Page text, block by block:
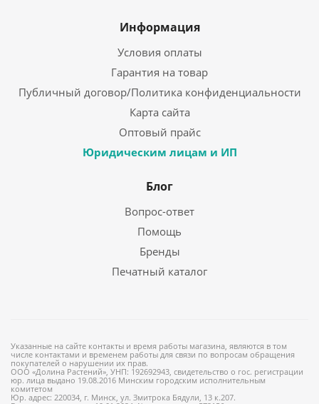
Информация
Условия оплаты
Гарантия на товар
Публичный договор/Политика конфиденциальности
Карта сайта
Оптовый прайс
Юридическим лицам и ИП
Блог
Вопрос-ответ
Помощь
Бренды
Печатный каталог
Указанные на сайте контакты и время работы магазина, являются в том
числе контактами и временем работы для связи по вопросам обращения
покупателей о нарушении их прав.
ООО «Долина Растений», УНП: 192692943, свидетельство о гос. регистрации
юр. лица выдано 19.08.2016 Минским городским исполнительным
комитетом
Юр. адрес: 220034, г. Минск, ул. Змитрока Бядули, 13 к.207.